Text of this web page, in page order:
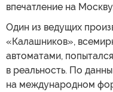
впечатление на
Один из ведущих
«Калашников»,
автоматами,
в реальность. По
на международном